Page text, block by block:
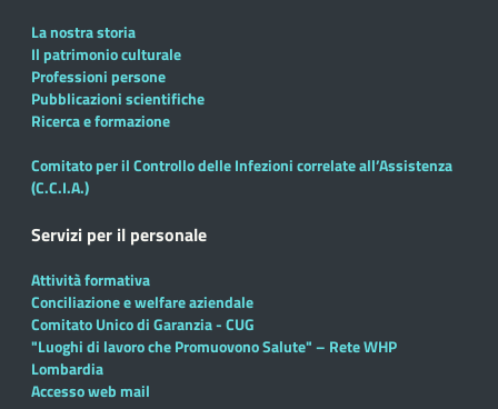
La nostra storia
Il patrimonio culturale
Professioni persone
Pubblicazioni scientifiche
Ricerca e formazione
Comitato per il Controllo delle Infezioni correlate all’Assistenza
(C.C.I.A.)
Servizi per il personale
Attività formativa
Conciliazione e welfare aziendale
Comitato Unico di Garanzia - CUG
"Luoghi di lavoro che Promuovono Salute" – Rete WHP
Lombardia
Accesso web mail